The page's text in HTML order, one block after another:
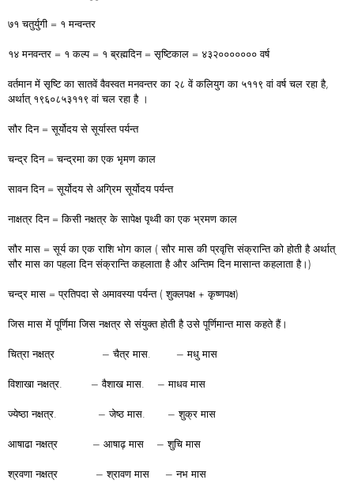
७१ चतुर्युगी = १ मन्वन्तर
१४ मनवन्तर = १ कल्प = १ ब्रह्मदिन = सृष्टिकाल = ४३२००००००० वर्ष
वर्तमान में सृष्टि का सातवें वैवस्वत मनवन्तर का २८ वें कलियुग का ५११९ वां वर्ष चल रहा है,
अर्थात् १९६०८५३११९ वां चल रहा है ।
सौर दिन = सूर्योदय से सूर्यास्त पर्यन्त
चन्द्र दिन = चन्द्रमा का एक भृमण काल
सावन दिन = सूर्योदय से अग्रिम सूर्योदय पर्यन्त
नाक्षत्र दिन = किसी नक्षत्र के सापेक्ष पृथ्वी का एक भ्रमण काल
सौर मास = सूर्य का एक राशि भोग काल ( सौर मास की प्रवृत्ति संक्रान्ति को होती है अर्थात्
सौर मास का पहला दिन संक्रान्ति कहलाता है और अन्तिम दिन मासान्त कहलाता है।)
चन्द्र मास = प्रतिपदा से अमावस्या पर्यन्त ( शुक्लपक्ष + कृष्णपक्ष)
जिस मास में पूर्णिमा जिस नक्षत्र से संयुक्त होती है उसे पूर्णिमान्त मास कहते हैं।
चित्रा नक्षत्र – चैत्र मास. – मधु मास
विशाखा नक्षत्र. – वैशाख मास. – माधव मास
ज्येष्ठा नक्षत्र. – जेष्ठ मास. – शुक्र मास
आषाढा नक्षत्र – आषाढ़ मास – शुचि मास
श्रवणा नक्षत्र – श्रावण मास – नभ मास